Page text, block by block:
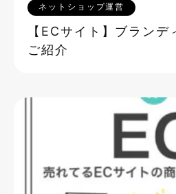
ネットショップ運営
【ECサイト】ブラン
ご紹介